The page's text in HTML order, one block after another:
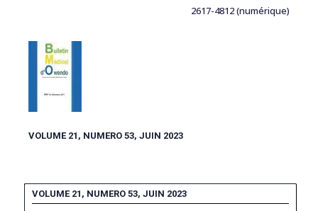
2617-4812 (numérique)
VOLUME 21, NUMERO 53, JUIN 2023
VOLUME 21, NUMERO 53, JUIN 2023